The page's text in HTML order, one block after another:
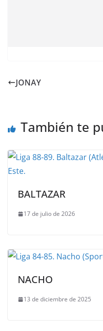
JONAY
También te
BALTAZAR
17 de julio de 2026
NACHO
13 de diciembre de 2025